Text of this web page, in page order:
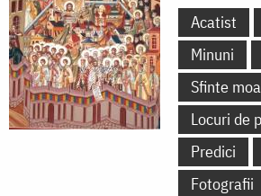
Acatist
Minuni
Sfinte
Locuri de
Predici
Fotografii